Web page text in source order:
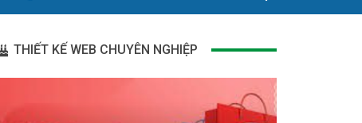
THIẾT KẾ WEB CHUYÊN NGHIỆP